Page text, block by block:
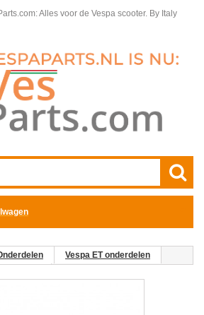
Alles voor de Vespa scooter. By Italy
Vespa ET onderdelen